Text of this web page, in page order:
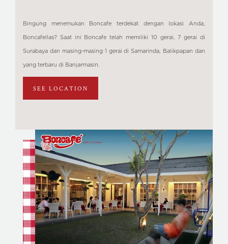
Bingung menemukan Boncafe terdekat dengan lokasi Anda,
Boncafellas? Saat ini Boncafe telah memiliki 10 gerai, 7 gerai di
Surabaya dan masing-masing 1 gerai di Samarinda, Balikpapan dan
yang terbaru di Banjarmasin.
SEE LOCATION